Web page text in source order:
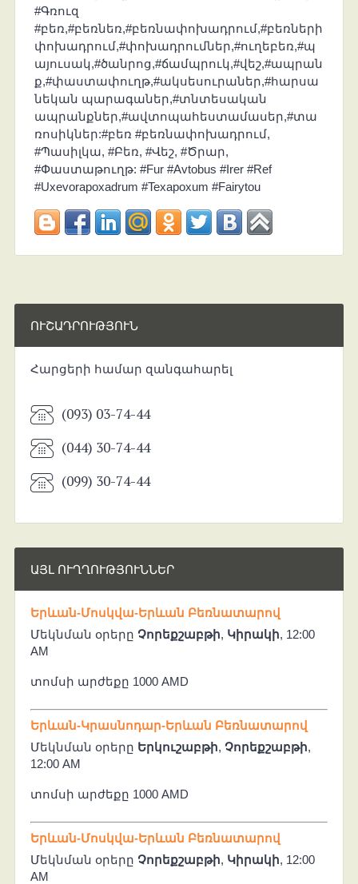
#Գռուզ
#բեռ,#բեռնեռ,#բեռնափոխադրում,#բեռների
փոխադրում,#փոխադրումներ,#ուղեբեռ,#պ
այուսակ,#ծանրոց,#ճամպրուկ,#վեշ,#ապրան
ք,#փաստափուղթ,#ակսեսուրաներ,#հարսա
նեկան պարագաներ,#տնտեսական
ապրանքներ,#ավտոպահեստամասեր,#տա
ռոսիկներ:#բեռ #բեռնափոխադրում,
#Պասիլկա, #Բեռ, #Վեշ, #Ծրար,
#Փաստաթուղթ: #Fur #Avtobus #Irer #Ref
#Uxevorapoxadrum #Texapoxum #Fairytou
ՈՒՇԱԴՐՈՒԹՅՈՒՆ
Հարցերի համար զանգահարել
(093) 03-74-44
(044) 30-74-44
(099) 30-74-44
ԱՅԼ ՈՒՂՂՈՒԹՅՈՒՆՆԵՐ
Երևան-Մոսկվա-Երևան Բեռնատարով
Մեկնման օրերը Չորեքշաբթի, Կիրակի, 12:00
AM
տոմսի արժեքը 1000 AMD
Երևան-Կրասնոդար-Երևան Բեռնատարով
Մեկնման օրերը Երկուշաբթի, Չորեքշաբթի,
12:00 AM
տոմսի արժեքը 1000 AMD
Երևան-Մոսկվա-Երևան Բեռնատարով
Մեկնման օրերը Չորեքշաբթի, Կիրակի, 12:00
AM